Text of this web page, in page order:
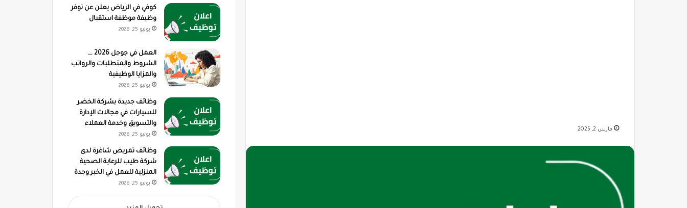
مارس 2, 2025
كوفي في الرياض يعلن عن توفر
وظيفة موظفة استقبال
يونيو 25, 2026
العمل في جوجل 2026 ….
الشروط والمتطلبات والرواتب
والمزايا الوظيفية
يونيو 25, 2026
وظائف جديدة بشركة الخضر
للسيارات في مجالات الإدارة
والتسويق وخدمة العملاء
يونيو 25, 2026
وظائف تمريض شاغرة لدى
شركة طيب للرعاية الصحية
المنزلية للعمل في الخبر وجدة
يونيو 25, 2026